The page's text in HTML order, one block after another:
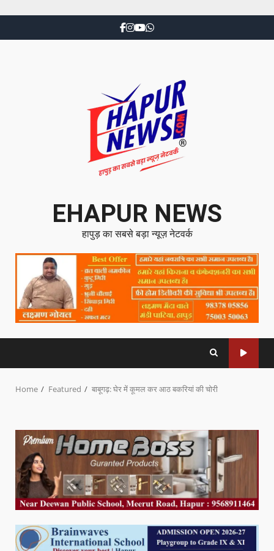
EHAPUR NEWS
हापुड़ का सबसे बड़ा न्यूज़ नेटवर्क
Home Featured बाबूगढ़: घेर में कूमल कर आठ बकरियां की चोरी